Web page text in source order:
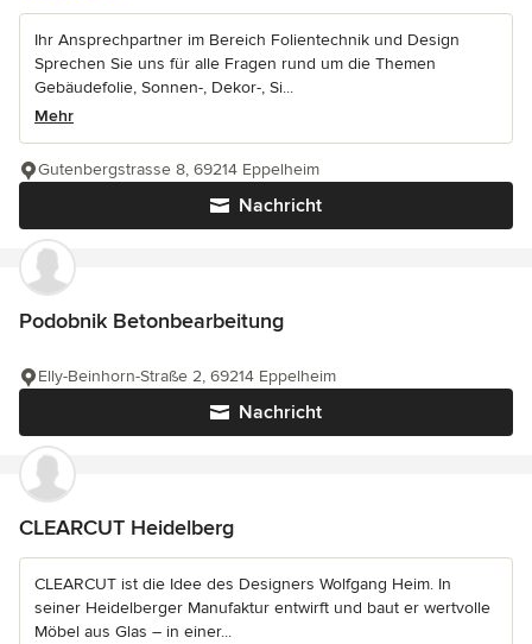
Ihr Ansprechpartner im Bereich Folientechnik und Design
Sprechen Sie uns für alle Fragen rund um die Themen
Gebäudefolie, Sonnen-, Dekor-, Si...
Mehr
Nachricht
Gutenbergstrasse 8, 69214 Eppelheim
Podobnik Betonbearbeitung
Nachricht
Elly-Beinhorn-Straße 2, 69214 Eppelheim
CLEARCUT Heidelberg
CLEARCUT ist die Idee des Designers Wolfgang Heim. In
seiner Heidelberger Manufaktur entwirft und baut er wertvolle
Möbel aus Glas – in einer...